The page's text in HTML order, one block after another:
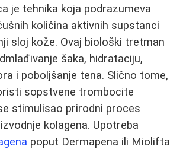
je tehnika koja podrazumeva
količina aktivnih supstanci
sloj kože. Ovaj biološki tretman
šaka, hidrataciju,
i poboljšanje tena. Slično tome,
sopstvene trombocite
stimulisao prirodni proces
kolagena. Upotreba
poput Dermapena ili Miolifta